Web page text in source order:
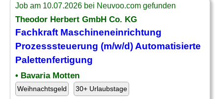
Job am 10.07.2026 bei Neuvoo.com gefunden
Theodor Herbert GmbH Co. KG
Fachkraft Maschineneinrichtung
Prozesssteuerung (m/w/d) Automatisierte
Palettenfertigung
• Bavaria Motten
Weihnachtsgeld 30+ Urlaubstage